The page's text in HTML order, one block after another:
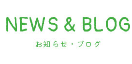
NEWS & BLOG
お知らせ・ブログ